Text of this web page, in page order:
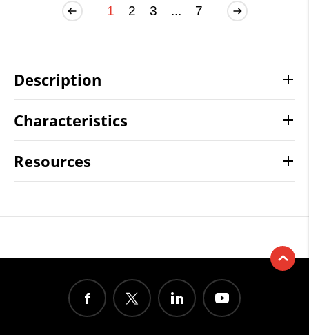
1 2 3 ... 7
Description
Characteristics
Resources